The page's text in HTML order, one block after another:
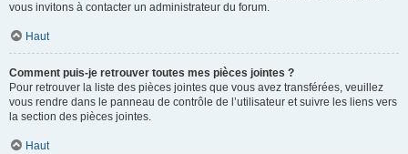
vous invitons à contacter un administrateur du forum.
Haut
Comment puis-je retrouver toutes mes pièces jointes ?
Pour retrouver la liste des pièces jointes que vous avez transférées, veuillez
vous rendre dans le panneau de contrôle de l’utilisateur et suivre les liens vers
la section des pièces jointes.
Haut